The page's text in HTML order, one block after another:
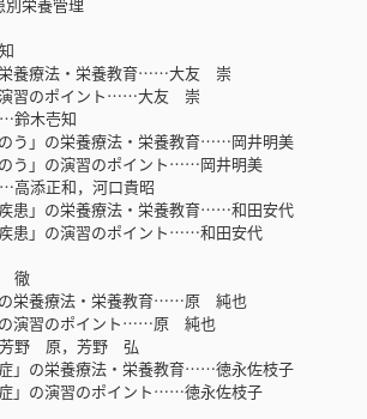
法・栄養教育……大友 崇
ポイント……大友 崇
木壱知
栄養療法・栄養教育……岡井明美
の演習のポイント……岡井明美
添正和，河口貴昭
栄養療法・栄養教育……和田安代
の演習のポイント……和田安代
徹
療法・栄養教育……原 純也
のポイント……原 純也
野 原，芳野 弘
養療法・栄養教育……徳永佐枝子
演習のポイント……徳永佐枝子